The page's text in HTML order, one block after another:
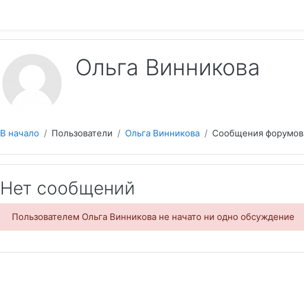
Ольга Винникова
В начало Пользователи Ольга Винникова Сообщения форумов
Нет сообщений
Пользователем Ольга Винникова не начато ни одно обсуждение